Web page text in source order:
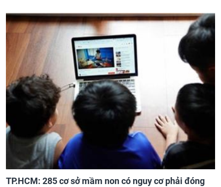
TP.HCM: 285 cơ sở mầm non có nguy cơ phải đóng